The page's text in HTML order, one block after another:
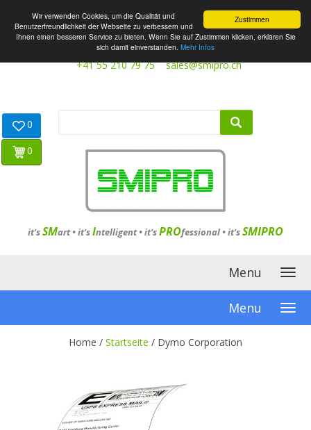
Zustimmen
Wir verwenden Cookies, um die Qualität und
Benutzerfreundlichkeit der Webseite zu verbessern und
Ihnen einen besseren Service zu bieten. Wenn Sie auf Zustimmen klicken, erklären Sie
sich damit einverstanden. Mehr Infos
+41 55 210 79 75 sales@smipro.ch
it'sSMart •it'sIntelligent•it'sPROfessional •it'sSMIPRO
0
0
Menu
Menu
Home / Startseite / Dymo Corporation